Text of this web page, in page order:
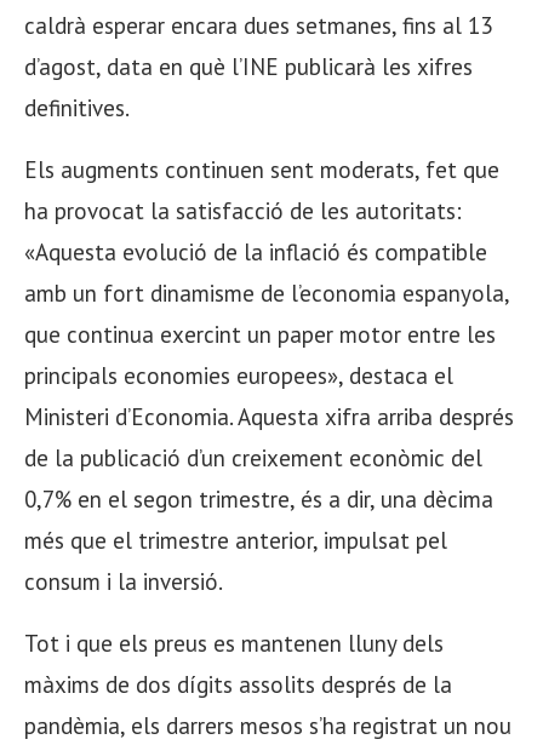
caldrà esperar encara dues setmanes, fins al 13
d’agost, data en què l’INE publicarà les xifres
definitives.
Els augments continuen sent moderats, fet que
ha provocat la satisfacció de les autoritats:
«Aquesta evolució de la inflació és compatible
amb un fort dinamisme de l’economia espanyola,
que continua exercint un paper motor entre les
principals economies europees», destaca el
Ministeri d’Economia. Aquesta xifra arriba després
de la publicació d’un creixement econòmic del
0,7% en el segon trimestre, és a dir, una dècima
més que el trimestre anterior, impulsat pel
consum i la inversió.
Tot i que els preus es mantenen lluny dels
màxims de dos dígits assolits després de la
pandèmia, els darrers mesos s’ha registrat un nou